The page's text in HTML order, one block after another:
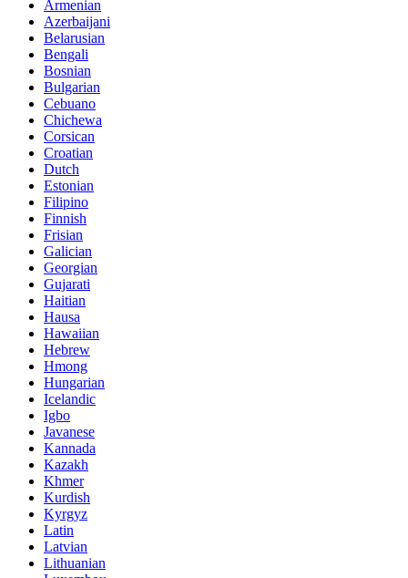
Armenian
Azerbaijani
Belarusian
Bengali
Bosnian
Bulgarian
Cebuano
Chichewa
Corsican
Croatian
Dutch
Estonian
Filipino
Finnish
Frisian
Galician
Georgian
Gujarati
Haitian
Hausa
Hawaiian
Hebrew
Hmong
Hungarian
Icelandic
Igbo
Javanese
Kannada
Kazakh
Khmer
Kurdish
Kyrgyz
Latin
Latvian
Lithuanian